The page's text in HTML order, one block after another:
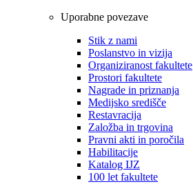
Uporabne povezave
Stik z nami
Poslanstvo in vizija
Organiziranost fakultete
Prostori fakultete
Nagrade in priznanja
Medijsko središče
Restavracija
Založba in trgovina
Pravni akti in poročila
Habilitacije
Katalog IJZ
100 let fakultete